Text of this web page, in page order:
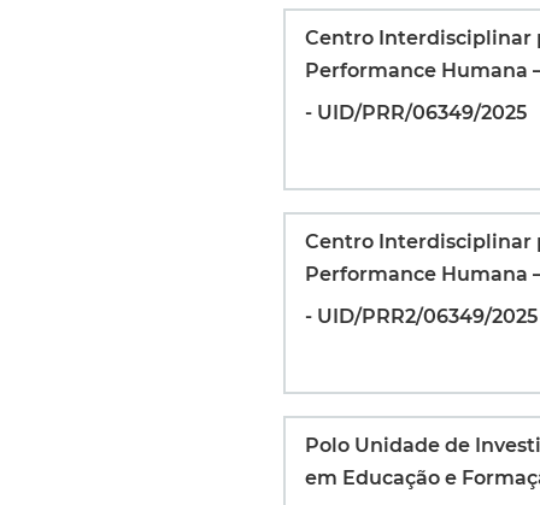
Centro Interdisciplinar
Performance Humana
- UID/PRR/06349/2025
Centro Interdisciplinar
Performance Humana
- UID/PRR2/06349/2025
Polo Unidade de
em Educação e